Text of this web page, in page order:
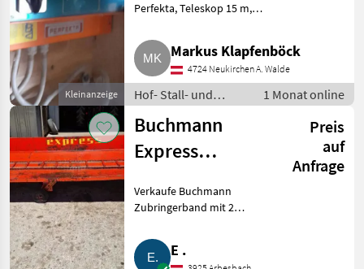
Kleinanzeige
Perfekta, Teleskop 15 m,
(Streubreite, Ruhezeit, vor- und
rückwärts), Bj. ca. 1990. Super
Zustand. Selbstabba
Markus Klapfenböck
4724 Neukirchen A. Walde
Hof- Stall- und
Weidetechnik /
Heutechnik
1 Monat online
Buchmann
Express
Preis
auf
Anfrage
Verkaufe Buchmann
Zubringerband mit 2
Zustand. Hof- Stall- und
Weidetechnik Heutechnik
E .